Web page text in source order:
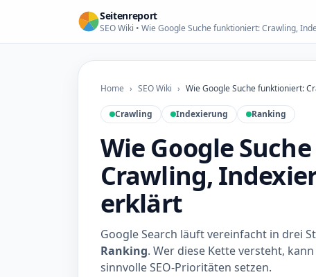
Seitenreport
SEO Wiki • Wie Google Suche funktioniert: Crawling,
Home › SEO Wiki › Wie Google Suche funktioniert:
Crawling Indexierung Ranking
Wie Google
Crawling,
erklärt
Google Search läuft vereinfacht in drei
Ranking. Wer diese Kette versteht,
sinnvolle SEO-Prioritäten setzen.